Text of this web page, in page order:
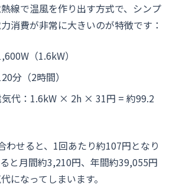
線で温風を作り出す方式で、シンプ
消費が非常に大きいのが特徴です：
（1.6kW）
分（2時間）
気代：1.6kW × 2h × 31円 = 約99.2
わせると、1回あたり約107円となり
と月間約3,210円、年間約39,055円
になってしまいます。